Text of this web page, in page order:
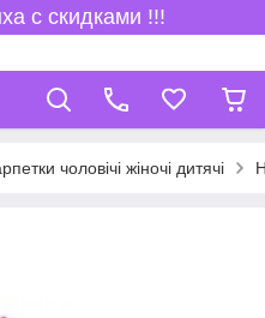
с скидками !!!
чоловічі жіночі дитячі